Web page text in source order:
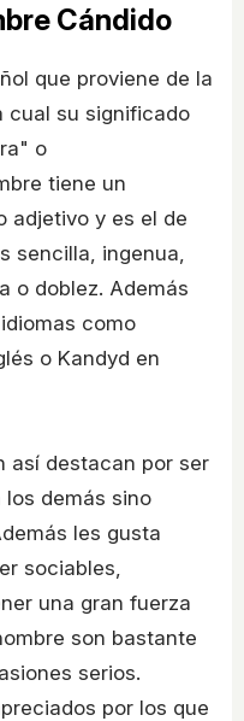
Cándido
que proviene de la
cual su significado
o
tiene un
adjetivo y es el de
sencilla, ingenua,
o doblez. Además
como
o Kandyd en
así destacan por ser
demás sino
les gusta
sociables,
una gran fuerza
son bastante
serios.
por los que